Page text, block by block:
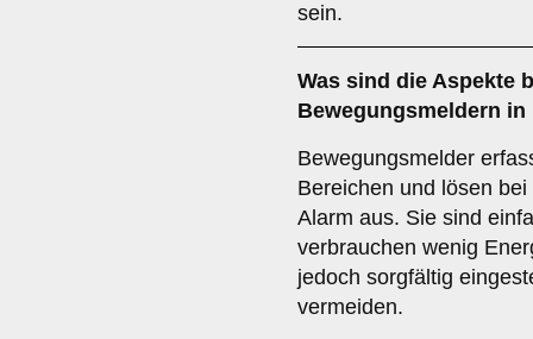
sein.
Was sind die Aspekte
Bewegungsmeldern in
Bewegungsmelder
Bereichen und lösen
Alarm aus. Sie sind
verbrauchen wenig
jedoch sorgfältig
vermeiden.